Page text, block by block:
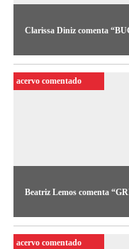
Clarissa Diniz comenta
A curadora Clarissa
sobre BUGs (2023), obra
destaque no novo Ciclo
Beatriz Lemos comenta
A curadora e
(2016), de Isael Maxakali
acervo comentado
acervo comentado